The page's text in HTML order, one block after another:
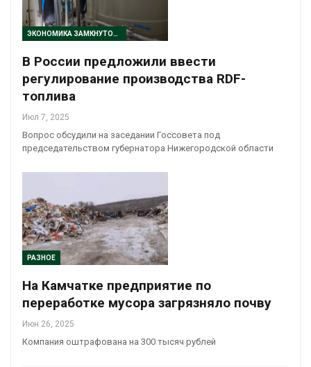
ЭКОНОМИКА ЗАМКНУТОГО ЦИКЛА
В России предложили ввести
регулирование производства RDF-
топлива
Июл 7, 2025
Вопрос обсудили на заседании Госсовета под
председательством губернатора Нижегородской области
РАЗНОЕ
На Камчатке предприятие по
переработке мусора загрязняло почву
Июн 26, 2025
Компания оштрафована на 300 тысяч рублей